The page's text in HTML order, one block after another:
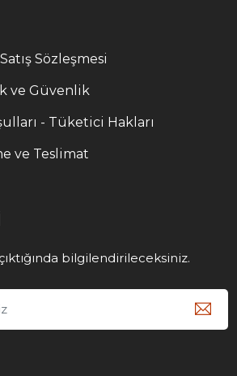
Sözleşmesi
ve Güvenlik
- Tüketici Hakları
ve Teslimat
bilgilendirileceksiniz.